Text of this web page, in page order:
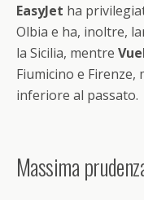
EasyJet ha
Olbia e ha, inoltre,
la Sicilia, mentre
Fiumicino e
inferiore al passato.
Massima